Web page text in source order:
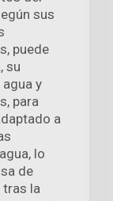
sus
puede
su
y
para
a
lo
de
tras la